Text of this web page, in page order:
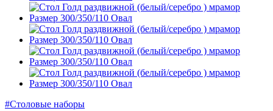
#Столовые наборы